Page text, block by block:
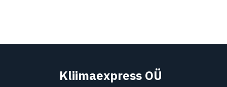
Kliimaexpress OÜ